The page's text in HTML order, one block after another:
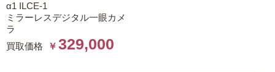
α1 ILCE-1
ミラーレスデジタル一眼カメ
ラ
買取価格
￥ 329,000